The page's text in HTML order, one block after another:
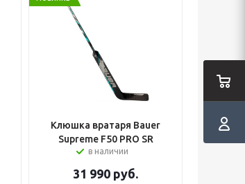
Клюшка вратаря Bauer
Supreme F50 PRO SR
в наличии
31 990 руб.